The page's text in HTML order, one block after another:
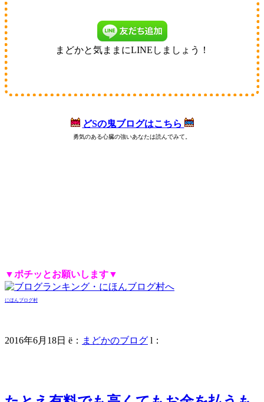
まどかと気ままにLINEしましょう！
どSの鬼ブログはこちら
勇気のある心臓の強いあなたは読んでみて。
▼ポチッとお願いします▼
にほんブログ村
2016年6月18日 ë ： まどかのブログ l ：